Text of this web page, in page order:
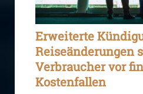
Erweiterte
Reiseänderungen
Verbraucher vor
Kostenfallen